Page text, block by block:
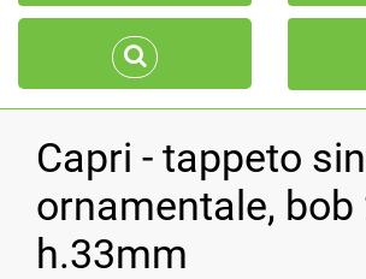
Capri - tappeto
ornamentale,
h.33mm